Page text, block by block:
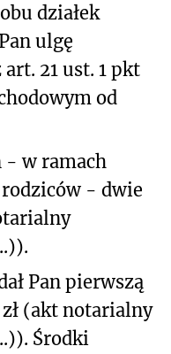
działek
ulgę
21 ust. 1 pkt
od
- w ramach
- dwie
Pan pierwszą
(akt notarialny
Środki